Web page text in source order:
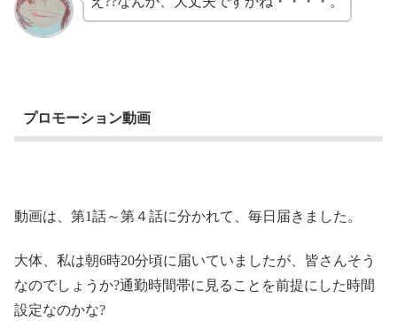
プロモーション動画
動画は、第1話～第４話に分かれて、毎日届きました。
大体、私は朝6時20分頃に届いていましたが、皆さんそう
なのでしょうか?通勤時間帯に見ることを前提にした時間
設定なのかな?